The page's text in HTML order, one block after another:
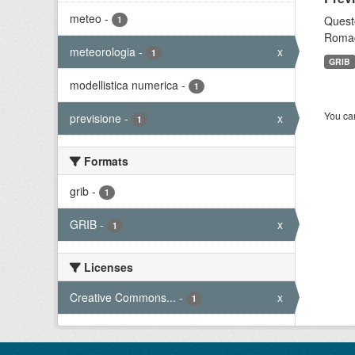
meteo - 1
meteorologia - 1 x
modellistica numerica - 1
previsione - 1 x
Formats
grib - 1
GRIB - 1 x
Licenses
Creative Commons... - 1 x
GRIB
You